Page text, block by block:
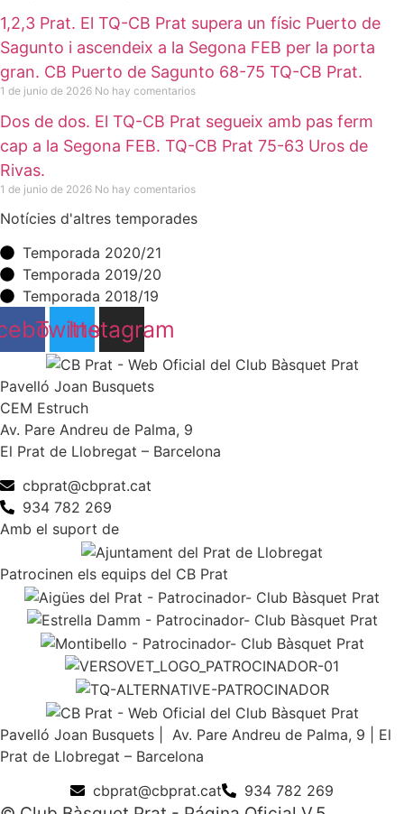
1,2,3 Prat. El TQ-CB Prat supera un físic Puerto de
Sagunto i ascendeix a la Segona FEB per la porta
gran. CB Puerto de Sagunto 68-75 TQ-CB Prat.
1 de junio de 2026 No hay comentarios
Dos de dos. El TQ-CB Prat segueix amb pas ferm
cap a la Segona FEB. TQ-CB Prat 75-63 Uros de
Rivas.
1 de junio de 2026 No hay comentarios
Notícies d'altres temporades
Temporada 2020/21
Temporada 2019/20
Temporada 2018/19
Twitter
Instagram
Pavelló Joan Busquets
CEM Estruch
Av. Pare Andreu de Palma, 9
El Prat de Llobregat – Barcelona
cbprat@cbprat.cat
934 782 269
Amb el suport de
Patrocinen els equips del CB Prat
Pavelló Joan Busquets | Av. Pare Andreu de Palma, 9 | El
Prat de Llobregat – Barcelona
cbprat@cbprat.cat
934 782 269